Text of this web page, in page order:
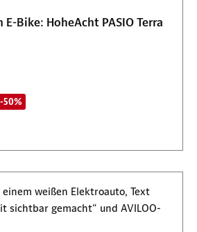
Bike: HoheAcht PASIO Terra
50%